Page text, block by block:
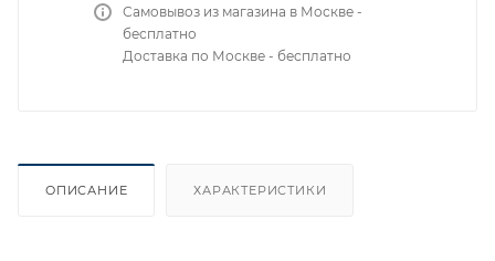
Самовывоз из магазина в Москве -
бесплатно
Доставка по Москве - бесплатно
ОПИСАНИЕ ХАРАКТЕРИСТИКИ